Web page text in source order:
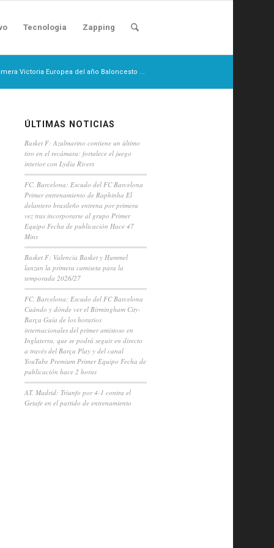
Tecnologia Zapping
Victoria Europea del año Baloncesto ...
ÚLTIMAS NOTICIAS
Basket F: Azulmarino contiene un último
tiro en el recámara: fortalece el juego
interior con Lydia Rivers
FC. Barcelona: Escudo del FC Barcelona
Primer entrenamiento de Raphinha El
delantero brasileño entrena por primera
vez tras incorporarse al grupo Primer
Equipo Fecha de publicación Hace 47
Mins
Basket F: Valencia Basket y Hummel
lanzan la primera camiseta para la
temporada 2026/27
FC. Barcelona: Escudo del FC Barcelona
Cuándo y dónde ver el Birmingham City-
Barça Guía de los horarios
internacionales del primer amistoso en
Inglaterra, que se podrá seguir en directo
a través del Barça Play y del canal
YouTube Premium Primer Equipo Fecha de
publicación hace 2 horas
AT. Madrid: Triunfo por 4-1 contra el
Getafe en el partido de entrenamiento